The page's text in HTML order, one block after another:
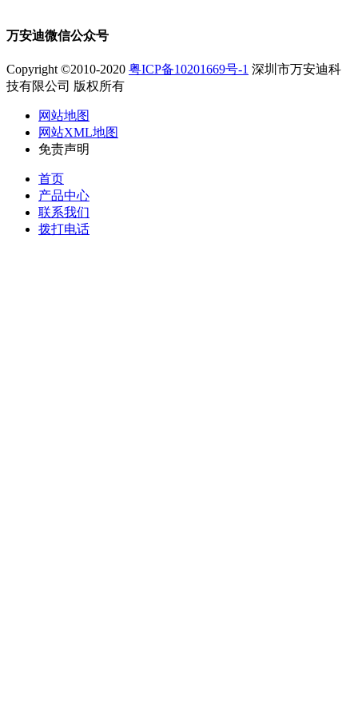
万安迪微信公众号
Copyright ©2010-2020 粤ICP备10201669号-1 深圳市万安迪科
技有限公司 版权所有
网站地图
网站XML地图
免责声明
首页
产品中心
联系我们
拨打电话